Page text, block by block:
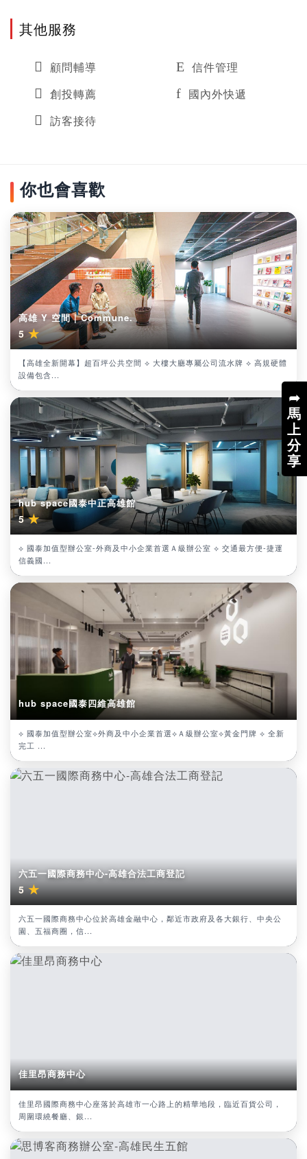
➦
馬
上
分
享
其他服務
顧問輔導
信件管理
創投轉薦
國內外快遞
訪客接待
你也會喜歡
高雄 Y 空間 | Commune.
5★
【高雄全新開幕】超百坪公共空間 ⟡ 大樓大廳專屬公司流水牌 ⟡ 高規硬體
設備包含...
hub space國泰中正高雄館
5★
⟡ 國泰加值型辦公室-外商及中小企業首選Ａ級辦公室 ⟡ 交通最方便-捷運
信義國...
hub space國泰四維高雄館
⟡ 國泰加值型辦公室⟡外商及中小企業首選⟡Ａ級辦公室⟡黃金門牌 ⟡ 全新
完工 ...
六五一國際商務中心-高雄合法工商登記
5★
六五一國際商務中心位於高雄金融中心，鄰近市政府及各大銀行、中央公
園、五福商圈，信...
佳里昂商務中心
佳里昂國際商務中心座落於高雄市一心路上的精華地段，臨近百貨公司，
周圍環繞餐廳、銀...